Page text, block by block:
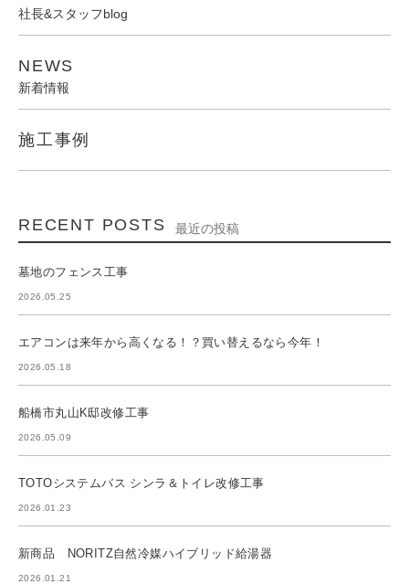
社長&スタッフblog
NEWS
新着情報
施工事例
RECENT POSTS 最近の投稿
墓地のフェンス工事
2026.05.25
エアコンは来年から高くなる！？買い替えるなら今年！
2026.05.18
船橋市丸山K邸改修工事
2026.05.09
TOTOシステムバス シンラ＆トイレ改修工事
2026.01.23
新商品 NORITZ自然冷媒ハイブリッド給湯器
2026.01.21